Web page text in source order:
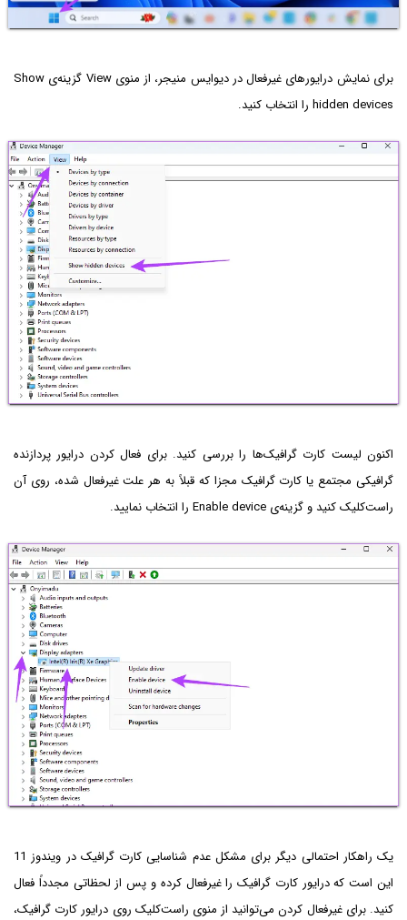
برای نمایش درایورهای غیرفعال در دیوایس منیجر، از منوی View گزینه‌ی Show
hidden devices را انتخاب کنید.
اکنون لیست کارت گرافیک‌ها را بررسی کنید. برای فعال کردن درایور پردازنده
گرافیکی مجتمع یا کارت گرافیک مجزا که قبلاً به هر علت غیرفعال شده، روی آن
راست‌کلیک کنید و گزینه‌ی Enable device را انتخاب نمایید.
یک راهکار احتمالی دیگر برای مشکل عدم شناسایی کارت گرافیک در ویندوز 11
این است که درایور کارت گرافیک را غیرفعال کرده و پس از لحظاتی مجدداً فعال
کنید. برای غیرفعال کردن می‌توانید از منوی راست‌کلیک روی درایور کارت گرافیک،